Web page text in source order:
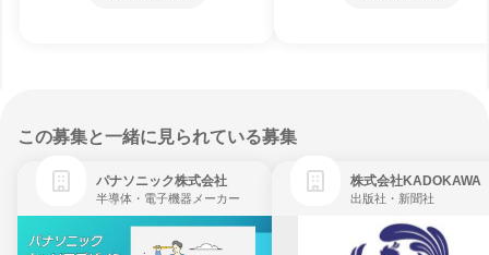
この募集と一緒に見られている募集
パナソニック株式会社
半導体・電子機器メーカー
株式会社KADOKAWA
出版社・新聞社